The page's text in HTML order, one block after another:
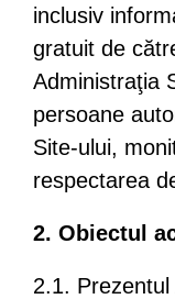
inclusiv
gratuit de
Administraţia
persoane
Site-ului,
respectarea
2. Obiectul
2.1.